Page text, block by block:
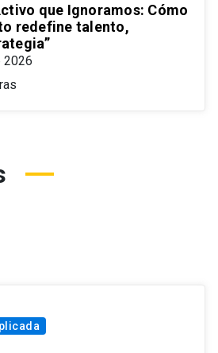
que Ignoramos: Cómo
redefine talento,
2026